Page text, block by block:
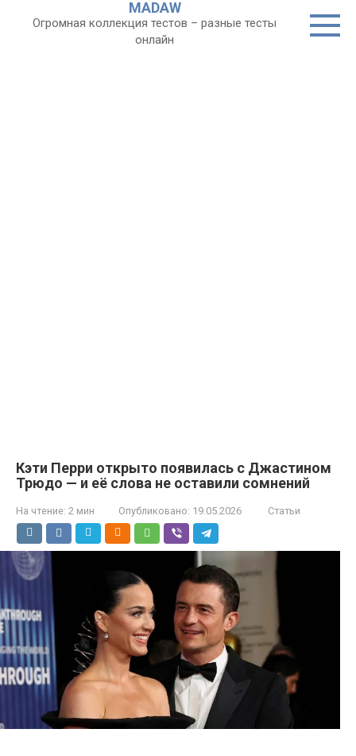
MADAW
Огромная коллекция тестов – разные тесты
онлайн
Кэти Перри открыто появилась с Джастином
Трюдо — и её слова не оставили сомнений
На чтение: 2 мин Опубликовано: 19.05.2026 Статьи